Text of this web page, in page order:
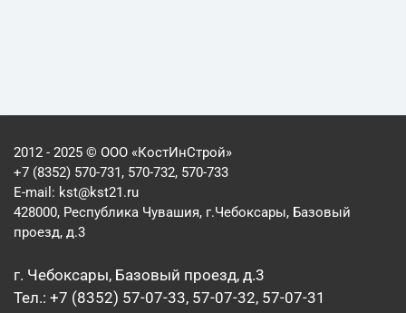
2012 - 2025 © ООО «КостИнСтрой»
+7 (8352) 570-731, 570-732, 570-733
E-mail: kst@kst21.ru
428000, Республика Чувашия, г.Чебоксары, Базовый
проезд, д.3
г. Чебоксары, Базовый проезд, д.3
Тел.: +7 (8352) 57-07-33, 57-07-32, 57-07-31